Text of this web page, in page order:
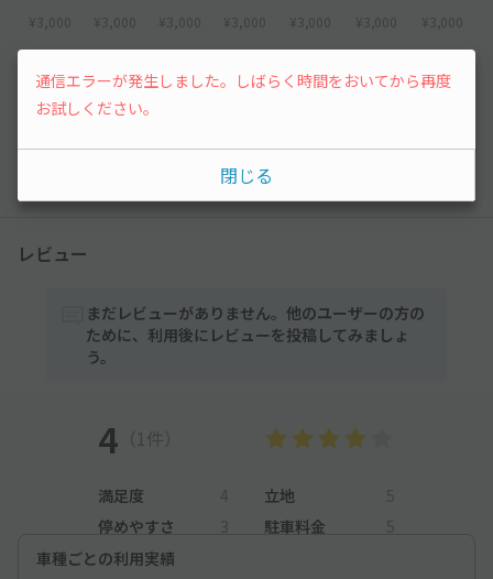
¥3,000 ¥3,000 ¥3,000 ¥3,000 ¥3,000 ¥3,000 ¥3,000
16 17 18 19 20 21
以降の空き状況は毎日24:00に更新されます。
レビュー
まだレビューがありません。他のユーザーの方の
ために、利用後にレビューを投稿してみましょ
う。
4 （1件）
満足度 4 立地
5
停めやすさ
3 駐車料金
5
車種ごとの利用実績
通信エラーが発生しました。しばらく時間をおいてから再度
お試しください。
閉じる